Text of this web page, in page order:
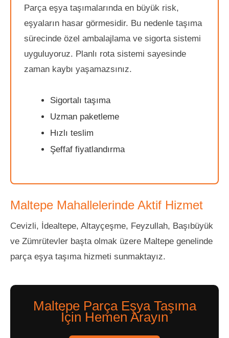
Parça eşya taşımalarında en büyük risk,
eşyaların hasar görmesidir. Bu nedenle taşıma
sürecinde özel ambalajlama ve sigorta sistemi
uyguluyoruz. Planlı rota sistemi sayesinde
zaman kaybı yaşamazsınız.
Sigortalı taşıma
Uzman paketleme
Hızlı teslim
Şeffaf fiyatlandırma
Maltepe Mahallelerinde Aktif Hizmet
Cevizli, İdealtepe, Altayçeşme, Feyzullah, Başıbüyük
ve Zümrütevler başta olmak üzere Maltepe genelinde
parça eşya taşıma hizmeti sunmaktayız.
Maltepe Parça Eşya Taşıma
İçin Hemen Arayın